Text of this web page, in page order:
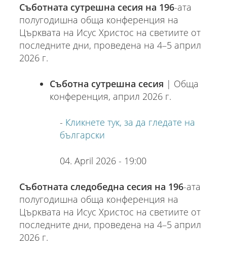
Съботната сутрешна сесия на 196-ата
полугодишна обща конференция на
Църквата на Исус Христос на светиите от
последните дни, проведена на 4–5 април
2026 г.
Съботна сутрешна сесия | Обща
конференция, април 2026 г.
- Кликнете тук, за да гледате на
български
04. April 2026 - 19:00
Съботната следобедна сесия на 196-ата
полугодишна обща конференция на
Църквата на Исус Христос на светиите от
последните дни, проведена на 4–5 април
2026 г.